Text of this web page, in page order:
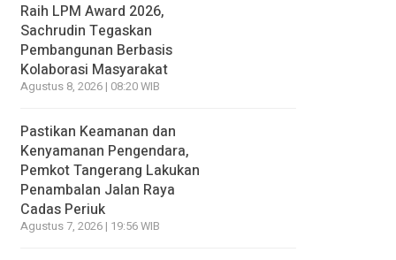
Raih LPM Award 2026,
Sachrudin Tegaskan
Pembangunan Berbasis
Kolaborasi Masyarakat
Agustus 8, 2026 | 08:20 WIB
Pastikan Keamanan dan
Kenyamanan Pengendara,
Pemkot Tangerang Lakukan
Penambalan Jalan Raya
Cadas Periuk
Agustus 7, 2026 | 19:56 WIB